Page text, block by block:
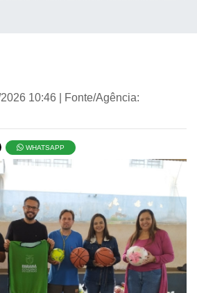
10:46 | Fonte/Agência:
WHATSAPP